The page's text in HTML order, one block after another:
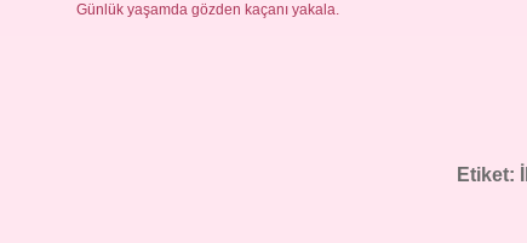
Günlük yaşamda gözden kaçanı yakala.
Etiket: